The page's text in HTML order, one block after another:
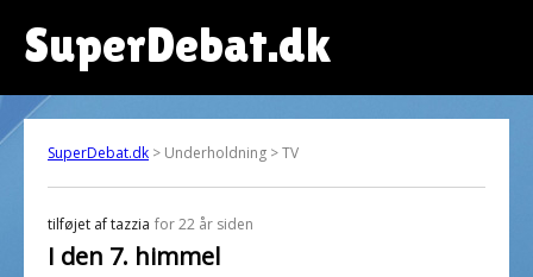
SuperDebat.dk
SuperDebat.dk > Underholdning > TV
tilføjet aftazzia for 22 år siden
I den 7. himmel